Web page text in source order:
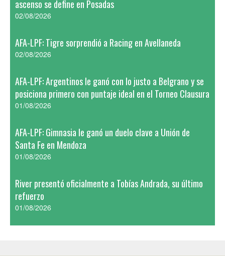
ascenso se define en Posadas
02/08/2026
AFA-LPF: Tigre sorprendió a Racing en Avellaneda
02/08/2026
AFA-LPF: Argentinos le ganó con lo justo a Belgrano y se
posiciona primero con puntaje ideal en el Torneo Clausura
01/08/2026
AFA-LPF: Gimnasia le ganó un duelo clave a Unión de
Santa Fe en Mendoza
01/08/2026
River presentó oficialmente a Tobías Andrada, su último
refuerzo
01/08/2026